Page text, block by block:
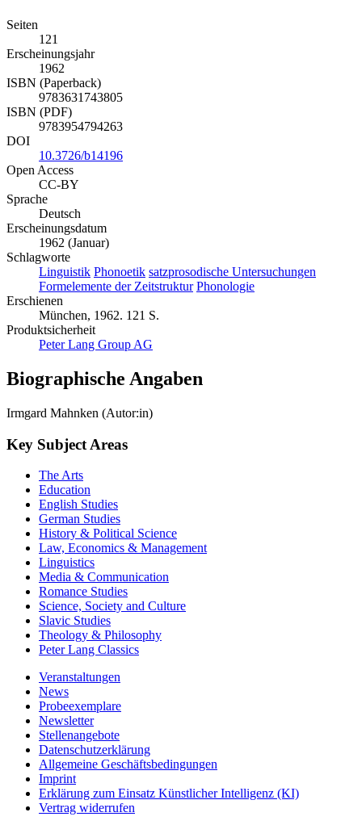
Seiten
121
Erscheinungsjahr
1962
ISBN (Paperback)
9783631743805
ISBN (PDF)
9783954794263
DOI
10.3726/b14196
Open Access
CC-BY
Sprache
Deutsch
Erscheinungsdatum
1962 (Januar)
Schlagworte
Linguistik Phonoetik satzprosodische Untersuchungen
Formelemente der Zeitstruktur Phonologie
Erschienen
München, 1962. 121 S.
Produktsicherheit
Peter Lang Group AG
Biographische Angaben
Irmgard Mahnken (Autor:in)
Key Subject Areas
The Arts
Education
English Studies
German Studies
History & Political Science
Law, Economics & Management
Linguistics
Media & Communication
Romance Studies
Science, Society and Culture
Slavic Studies
Theology & Philosophy
Peter Lang Classics
Veranstaltungen
News
Probeexemplare
Newsletter
Stellenangebote
Datenschutzerklärung
Allgemeine Geschäftsbedingungen
Imprint
Erklärung zum Einsatz Künstlicher Intelligenz (KI)
Vertrag widerrufen